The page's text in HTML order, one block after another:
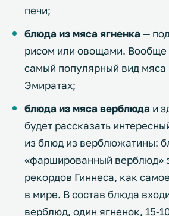
печи;
блюда из мяса ягненка—
рисом или овощами. Вообще
самый популярный вид мяса
Эмиратах;
блюда из мяса верблюда и
будет рассказать
из блюд из верблюжатины:
«фаршированный верблюд»
рекордов Гиннеса, как
в мире. В состав блюда
верблюд, один ягненок, 15-